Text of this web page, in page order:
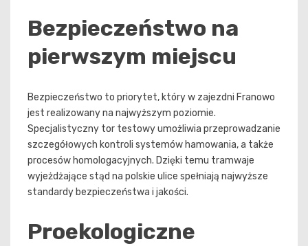
Bezpieczeństwo na
pierwszym miejscu
Bezpieczeństwo to priorytet, który w zajezdni Franowo
jest realizowany na najwyższym poziomie.
Specjalistyczny tor testowy umożliwia przeprowadzanie
szczegółowych kontroli systemów hamowania, a także
procesów homologacyjnych. Dzięki temu tramwaje
wyjeżdżające stąd na polskie ulice spełniają najwyższe
standardy bezpieczeństwa i jakości.
Proekologiczne